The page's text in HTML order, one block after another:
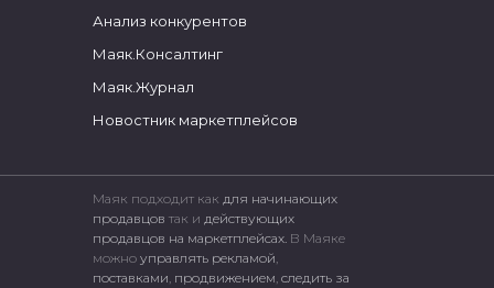
Анализ конкурентов
Маяк.Консалтинг
Маяк.Журнал
Новостник маркетплейсов
Маяк подходит как для начинающих
продавцов так и действующих
продавцов на маркетплейсах. В Маяке
можно управлять рекламой,
поставками, продвижением, следить за